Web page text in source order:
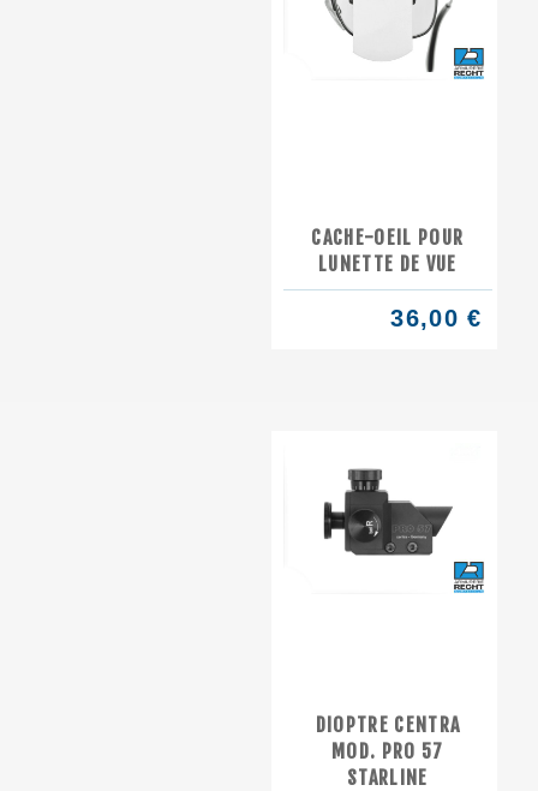
CACHE-OEIL POUR
LUNETTE DE VUE
36,00 €
DIOPTRE CENTRA
MOD. PRO 57
STARLINE